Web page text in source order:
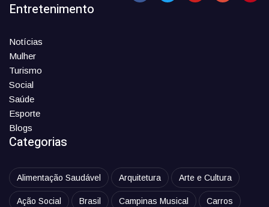
Entretenimento
Notícias
Mulher
Turismo
Social
Saúde
Esporte
Blogs
Categorias
Alimentação Saudável Arquitetura Arte e Cultura
Ação Social Brasil Campinas Musical Carros